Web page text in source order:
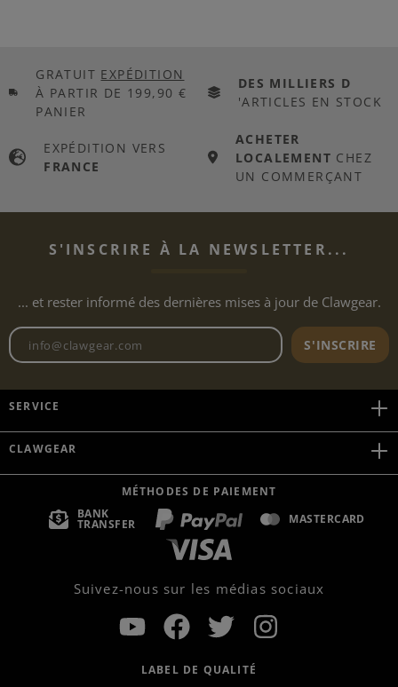
GRATUIT EXPÉDITION
À PARTIR DE 199,90 €
PANIER
DES MILLIERS D
'ARTICLES EN STOCK
EXPÉDITION VERS
FRANCE
ACHETER
LOCALEMENT CHEZ
UN COMMERÇANT
S'INSCRIRE À LA NEWSLETTER...
... et rester informé des dernières mises à jour de Clawgear.
Adresse e-mail de laS'INSCRIRE
SERVICE
CLAWGEAR
MÉTHODES DE PAIEMENT
BANK
TRANSFER MASTERCARD
Suivez-nous sur les médias sociaux
LABEL DE QUALITÉ